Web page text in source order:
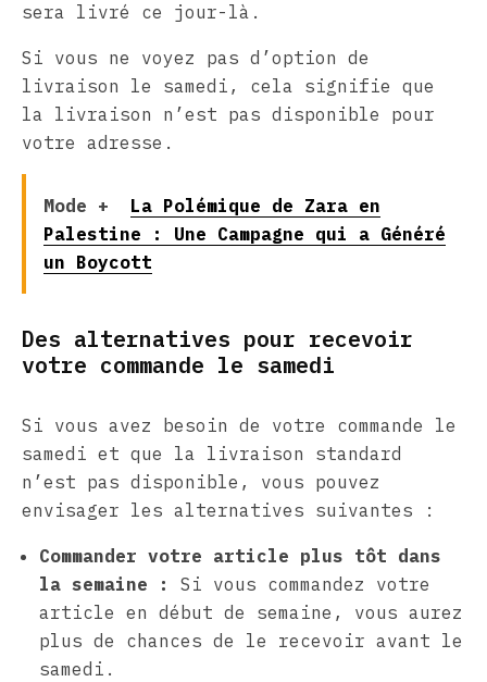
sera livré ce jour-là.
Si vous ne voyez pas d’option de
livraison le samedi, cela signifie que
la livraison n’est pas disponible pour
votre adresse.
Mode +
La Polémique de Zara en
Palestine : Une Campagne qui a Généré
un Boycott
Des alternatives pour recevoir
votre commande le samedi
Si vous avez besoin de votre commande le
samedi et que la livraison standard
n’est pas disponible, vous pouvez
envisager les alternatives suivantes :
Commander votre article plus tôt dans
la semaine :
Si vous commandez votre
article en début de semaine, vous aurez
plus de chances de le recevoir avant le
samedi.